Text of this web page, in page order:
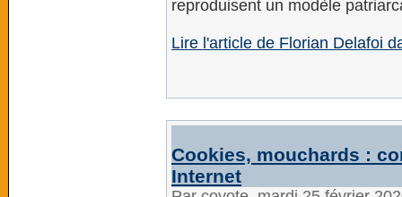
reproduisent un modèle
Lire l'article de Florian Delafoi
Cookies, mouchards :
Internet